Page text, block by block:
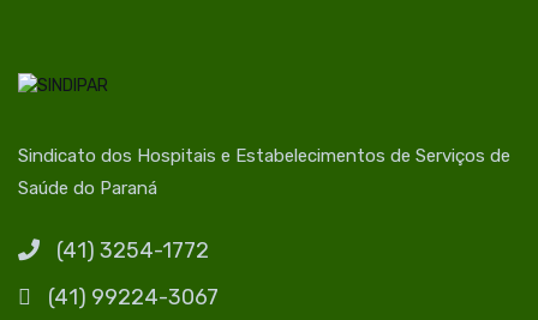
Sindicato dos Hospitais e Estabelecimentos de Serviços de
Saúde do Paraná
(41) 3254-1772
(41) 99224-3067